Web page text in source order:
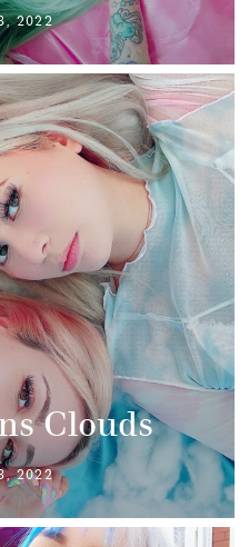
2022
Clouds
2022